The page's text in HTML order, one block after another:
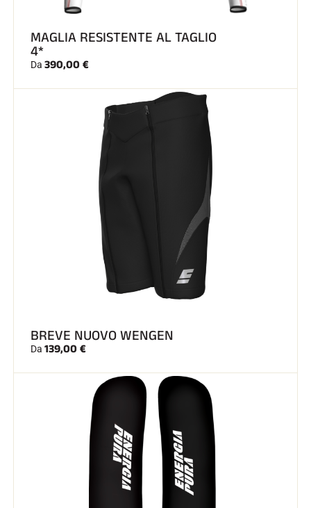
SCI SU TUTTI I TERRENI
SCI DI FONDO
MAGLIA RESISTENTE AL TAGLIO
4*
Da 390,00 €
BREVE NUOVO WENGEN
Da 139,00 €